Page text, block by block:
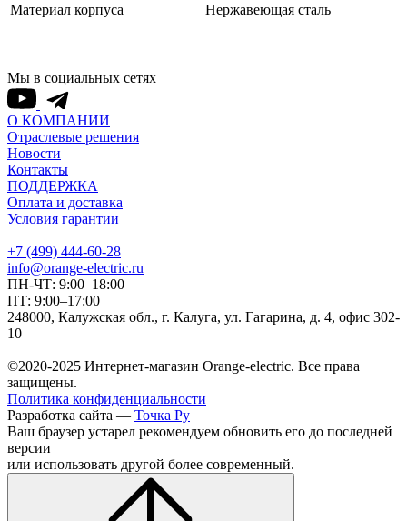
Материал корпуса
Нержавеющая сталь
Мы в социальных сетях
О КОМПАНИИ
Отраслевые решения
Новости
Контакты
ПОДДЕРЖКА
Оплата и доставка
Условия гарантии
+7 (499) 444-60-28
info@orange-electric.ru
ПН-ЧТ: 9:00–18:00
ПТ: 9:00–17:00
248000, Калужская обл., г. Калуга, ул. Гагарина, д. 4, офис 302-
10
©2020-2025 Интернет-магазин Orange-electric. Все права
защищены.
Политика конфиденциальности
Разработка сайта — Точка Ру
Ваш браузер устарел рекомендуем обновить его до последней
версии
или использовать другой более современный.